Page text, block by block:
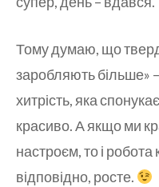
Тому думаю, що
заробляють більше»
хитрість, яка
красиво. А якщо ми
настроєм, то і робота
відповідно, росте.